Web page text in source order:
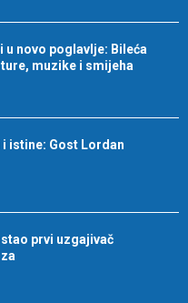
u novo poglavlje: Bileća
muzike i smijeha
i istine: Gost Lordan
prvi uzgajivač